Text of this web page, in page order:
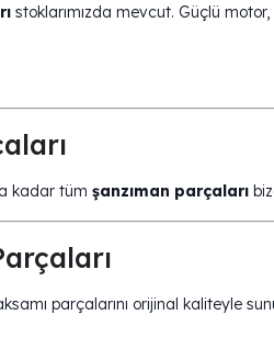
stoklarımızda mevcut. Güçlü
kadar tüm şanzıman parçaları
parçalarını orijinal kaliteyle